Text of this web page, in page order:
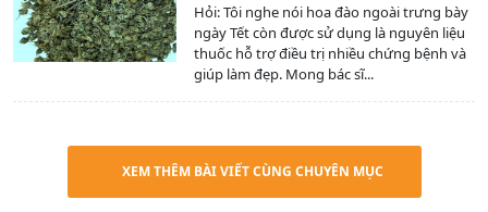
Hỏi: Tôi nghe nói hoa đào ngoài trưng bày
ngày Tết còn được sử dụng là nguyên liệu
thuốc hỗ trợ điều trị nhiều chứng bệnh và
giúp làm đẹp. Mong bác sĩ...
XEM THÊM BÀI VIẾT CÙNG CHUYÊN MỤC